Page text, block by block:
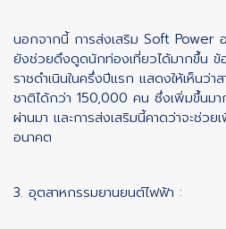
นอกจากนี้ การส่งเสริม Soft Power
ยังช่วยดึงดูดนักท่องเที่ยวได้มากขึ้น ข้
ราชดำเนินในครึ่งปีแรก แสดงให้เห็นว่
ชาติได้กว่า 150,000 คน ซึ่งเพิ่มขึ้นม
ผ่านมา และการส่งเสริมนี้คาดว่าจะช่วย
อนาคต
3. อุตสาหกรรมยานยนต์ไฟฟ้า :